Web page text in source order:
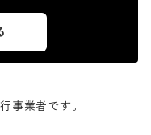
事業者です。